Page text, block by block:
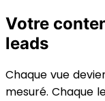
Votre
leads
Chaque vue
mesuré. Chaque